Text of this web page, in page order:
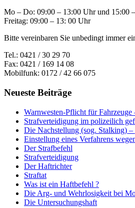
Mo – Do: 09:00 – 13:00 Uhr und 15:00
Freitag: 09:00 – 13: 00 Uhr
Bitte vereinbaren Sie unbedingt immer
Tel.: 0421 / 30 29 70
Fax: 0421 / 169 14 08
Mobilfunk: 0172 / 42 66 075
Neueste Beiträge
Warnwesten-Pflicht für
Strafverteidigung im polizeilich
Die Nachstellung (sog. Stalking)
Einstellung eines Verfahrens
Der Strafbefehl
Strafverteidigung
Der Haftrichter
Straftat
Was ist ein Haftbefehl ?
Die Arg- und Wehrlosigkeit bei
Die Untersuchungshaft